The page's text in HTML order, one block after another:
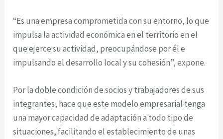
“Es una empresa comprometida con su entorno, lo que
impulsa la actividad económica en el territorio en el
que ejerce su actividad, preocupándose por él e
impulsando el desarrollo local y su cohesión”, expone.
Por la doble condición de socios y trabajadores de sus
integrantes, hace que este modelo empresarial tenga
una mayor capacidad de adaptación a todo tipo de
situaciones, facilitando el establecimiento de unas